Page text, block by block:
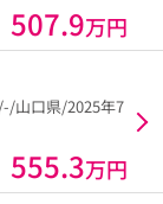
507.9万円
山口県/2025年7
555.3万円